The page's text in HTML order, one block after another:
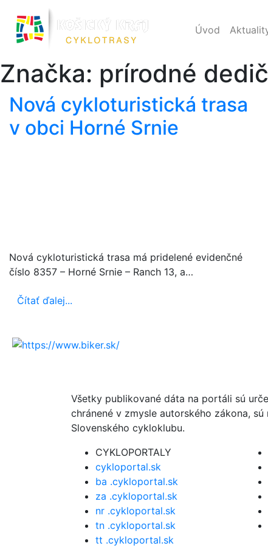
Úvod
Značka: prírodné
Nová cykloturistická trasa
v obci Horné Srnie
Nová cykloturistická trasa má pridelené evidenčné
číslo 8357 – Horné Srnie – Ranch 13, a…
Čítať ďalej...
Všetky publikované dáta na portáli sú
chránené v zmysle autorského zákona,
Slovenského cykloklubu.
CYKLOPORTALY
cykloportal.sk
ba .cykloportal.sk
za .cykloportal.sk
nr .cykloportal.sk
tn .cykloportal.sk
tt .cykloportal.sk